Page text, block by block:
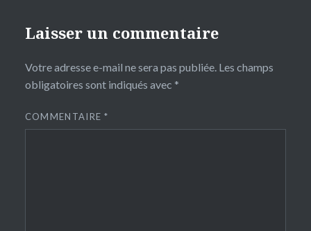
Laisser un commentaire
Votre adresse e-mail ne sera pas publiée. Les champs
obligatoires sont indiqués avec *
COMMENTAIRE*